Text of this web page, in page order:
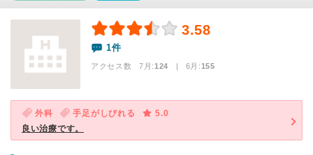
3.58
1件
アクセス数 7月:124 | 6月:155
外科 手足がしびれる
5.0
良い治療です。